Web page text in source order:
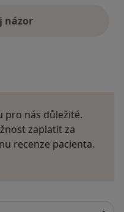
názor
pro nás důležité.
zaplatit za
recenze pacienta.